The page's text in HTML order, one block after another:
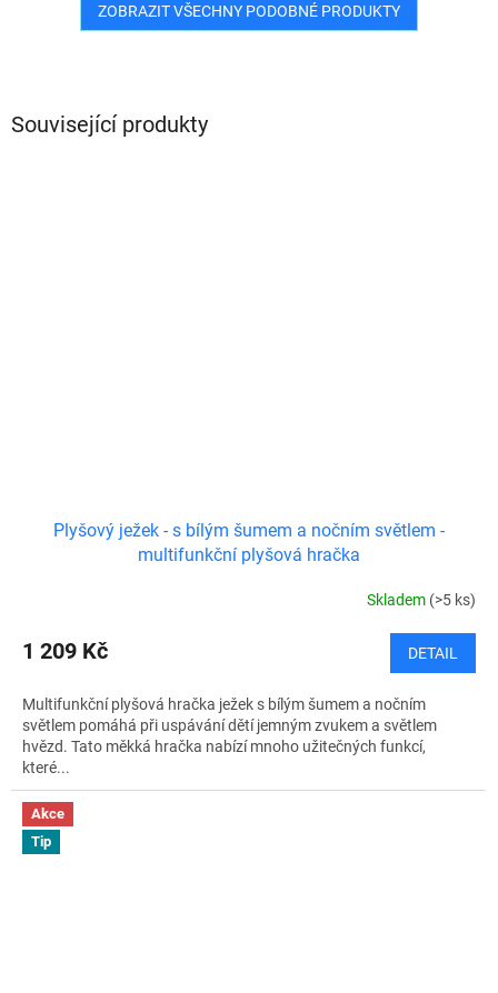
Související produkty
Plyšový ježek - s bílým šumem a nočním světlem -
multifunkční plyšová hračka
Skladem (>5 ks)
1 209 Kč DETAIL
Multifunkční plyšová hračka ježek s bílým šumem a nočním
světlem pomáhá při uspávání dětí jemným zvukem a světlem
hvězd. Tato měkká hračka nabízí mnoho užitečných funkcí,
které...
Akce
Tip
ZOBRAZIT VŠECHNY PODOBNÉ PRODUKTY